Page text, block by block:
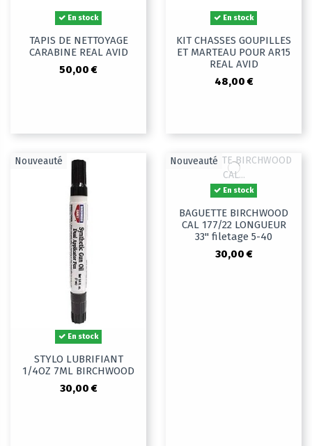
En stock
TAPIS DE NETTOYAGE
CARABINE REAL AVID
50,00 €
En stock
KIT CHASSES GOUPILLES
ET MARTEAU POUR AR15
REAL AVID
48,00 €
Nouveauté
En stock
STYLO LUBRIFIANT
1/4OZ 7ML BIRCHWOOD
30,00 €
Nouveauté
En stock
BAGUETTE BIRCHWOOD
CAL 177/22 LONGUEUR
33" filetage 5-40
30,00 €